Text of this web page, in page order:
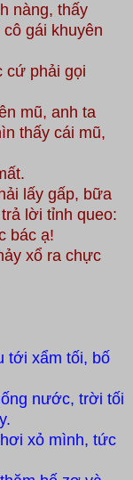
nàng, thấy
gái khuyên
cứ phải gọi
mũ, anh ta
thấy cái mũ,
lấy gấp, bữa
lời tỉnh queo:
bác ạ!
xổ ra chực
tới xẩm tối, bố
nước, trời tối
xỏ mình, tức